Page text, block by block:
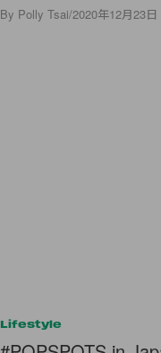
By Polly Tsai/2020年12月23日
Lifestyle